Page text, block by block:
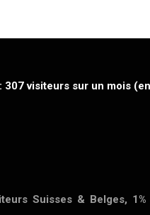
307 visiteurs sur un mois
Suisses & Belges,